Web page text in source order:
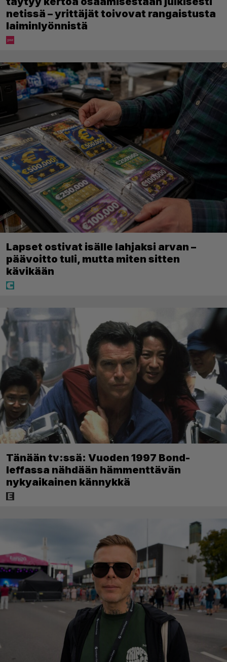
netissä – yrittäjät toivovat rangaistusta
laiminlyönnistä
Lapset ostivat isälle lahjaksi arvan –
päävoitto tuli, mutta miten sitten
kävikään
Tänään tv:ssä: Vuoden 1997 Bond-
leffassa nähdään hämmenttävän
nykyaikainen kännykkä